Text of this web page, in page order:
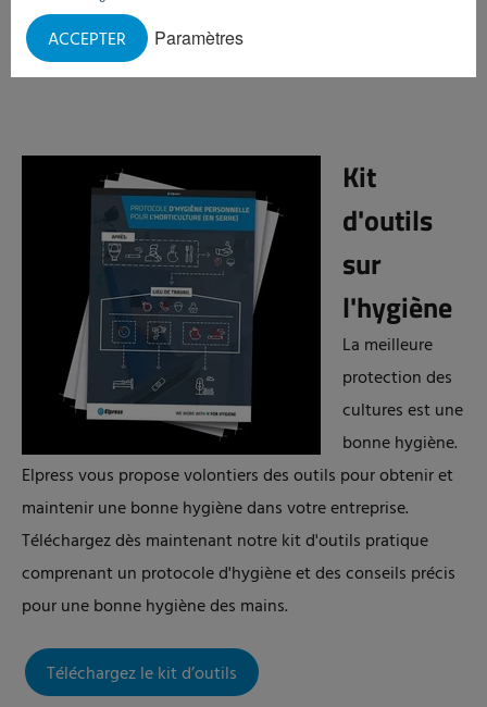
Paramètres
ACCEPTER
de bacs et de palettes et pour l’entrée hygiénique doit elle
aussi être contrôlée régulièrement.
Kit
d'outils
sur
l'hygiène
La meilleure
protection des
cultures est une
bonne hygiène.
Elpress vous propose volontiers des outils pour obtenir et
maintenir une bonne hygiène dans votre entreprise.
Téléchargez dès maintenant notre kit d'outils pratique
comprenant un protocole d'hygiène et des conseils précis
pour une bonne hygiène des mains.
Téléchargez le kit d’outils